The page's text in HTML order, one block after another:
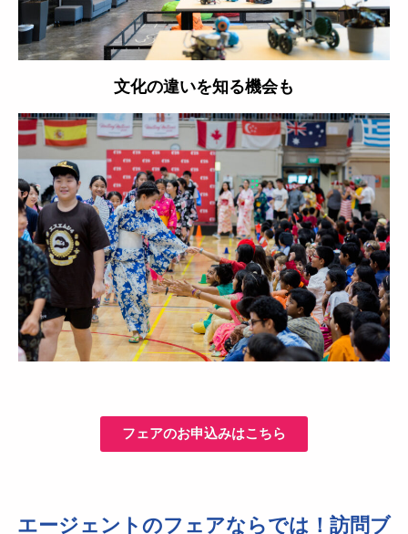
文化の違いを知る機会も
フェアのお申込みはこちら
エージェントのフェアならでは！訪問ブ